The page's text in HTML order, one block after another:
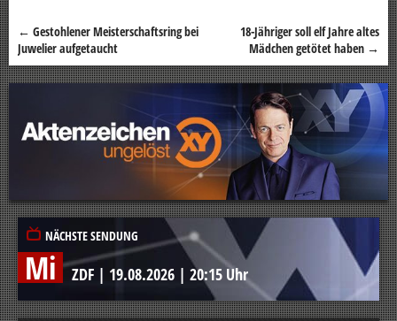
Beitragsnavigation
← Gestohlener Meisterschaftsring bei
Juwelier aufgetaucht
18-Jähriger soll elf Jahre altes
Mädchen getötet haben →
NÄCHSTE SENDUNG
Mi ZDF | 19.08.2026 | 20:15 Uhr